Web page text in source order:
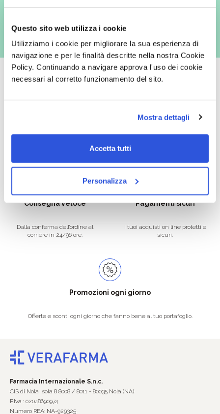
Questo sito web utilizza i cookie
Utilizziamo i cookie per migliorare la sua esperienza di
navigazione e per le finalità descritte nella nostra Cookie
Policy. Continuando a navigare approva l'uso dei cookie
necessari al corretto funzionamento del sito.
Mostra dettagli
Accetta tutti
Personalizza
per soddisfare tutte le esigenze.
Spedizioni in tutta Europa a 20€.
Consegna veloce
Dalla conferma dell’ordine al
corriere in 24/96 ore.
Pagamenti sicuri
I tuoi acquisti on line protetti e
sicuri.
Promozioni ogni giorno
Offerte e sconti ogni giorno che fanno bene al tuo portafoglio.
Farmacia Internazionale S.n.c.
CIS di Nola Isola 8 8008 / 8011 - 80035 Nola (NA)
P.Iva : 02048690974
Numero REA: NA-929325